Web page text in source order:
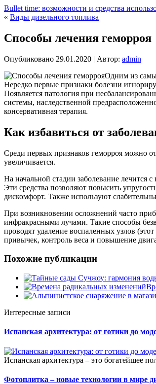
Bullet time: возможности и средства
« Виды дизельного топлива
Способы лечения геморроя
Опубликовано 29.01.2020 | Автор: admin
Одним из
Нередко первые признаки болезни
Появляется патология при
системы, наследственной
консервативная терапия.
Как избавиться от
Среди первых признаков геморроя можно
увеличивается.
На начальной стадии заболевание
Эти средства позволяют повысить
дискомфорт. Также используют
При возникновении осложнений часто
инфракрасными лучами. Такие способы
проводят удаление воспаленных узлов
привычек, контроль веса и повышение
Похожие публикации
Интересные записи
Испанская архитектура: от готики до
Испанская архитектура – это богатейшее
Фотоплитка – новые технологии в мире